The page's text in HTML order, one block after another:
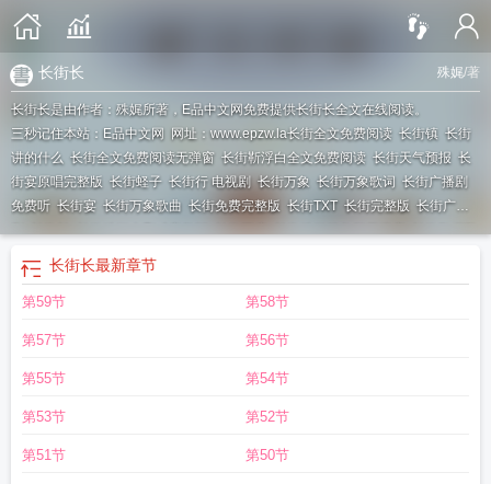
殊娓/著
长街长
长街长是由作者：殊娓所著，E品中文网免费提供长街长全文在线阅读。
三秒记住本站：E品中文网 网址：www.epzw.la长街全文免费阅读 长街镇 长街
讲的什么 长街全文免费阅读无弹窗 长街靳浮白全文免费阅读 长街天气预报 长
街宴原唱完整版 长街蛏子 长街行 电视剧 长街万象 长街万象歌词 长街广播剧
免费听 长街宴 长街万象歌曲 长街免费完整版 长街TXT 长街完整版 长街广播
长街讲了什么 长街殊尾
街殊娓结局番外
长街长最新章节
第59节 第58节
第57节 第56节
第55节 第54节
第53节 第52节
第51节 第50节